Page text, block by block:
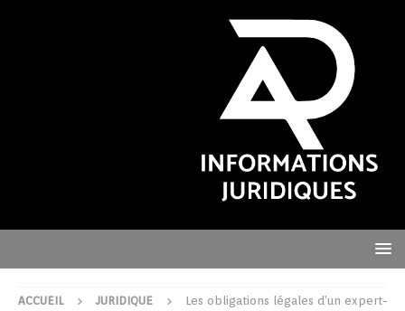
ACCUEIL JURIDIQUE
Les obligations légales d’un expert-